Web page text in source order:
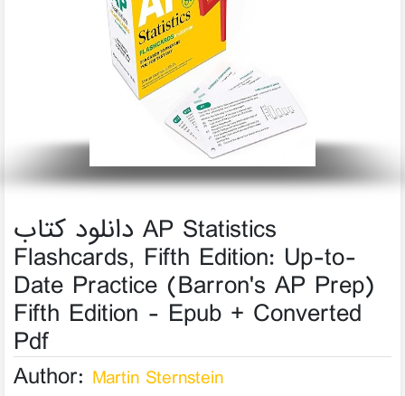
دانلود کتاب AP Statistics
Flashcards, Fifth Edition: Up-to-
Date Practice (Barron's AP Prep)
Fifth Edition - Epub + Converted
Pdf
Author:Martin Sternstein